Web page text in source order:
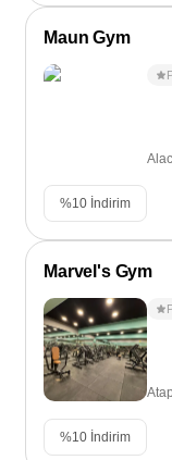
Maun Gym
%10 İndirim
Marvel's Gym
%10 İndirim